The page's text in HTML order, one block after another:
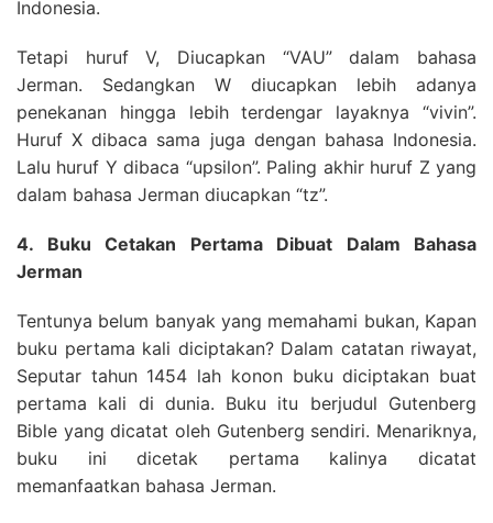
Indonesia.
Tetapi huruf V, Diucapkan “VAU” dalam bahasa
Jerman. Sedangkan W diucapkan lebih adanya
penekanan hingga lebih terdengar layaknya “vivin”.
Huruf X dibaca sama juga dengan bahasa Indonesia.
Lalu huruf Y dibaca “upsilon”. Paling akhir huruf Z yang
dalam bahasa Jerman diucapkan “tz”.
4. Buku Cetakan Pertama Dibuat Dalam Bahasa
Jerman
Tentunya belum banyak yang memahami bukan, Kapan
buku pertama kali diciptakan? Dalam catatan riwayat,
Seputar tahun 1454 lah konon buku diciptakan buat
pertama kali di dunia. Buku itu berjudul Gutenberg
Bible yang dicatat oleh Gutenberg sendiri. Menariknya,
buku ini dicetak pertama kalinya dicatat
memanfaatkan bahasa Jerman.